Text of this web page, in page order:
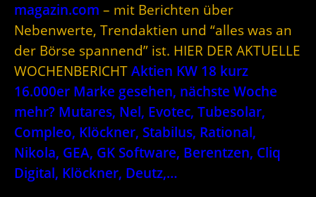
magazin.com – mit Berichten über
Nebenwerte, Trendaktien und “alles was an
der Börse spannend” ist. HIER DER AKTUELLE
WOCHENBERICHT Aktien KW 18 kurz
16.000er Marke gesehen, nächste Woche
mehr? Mutares, Nel, Evotec, Tubesolar,
Compleo, Klöckner, Stabilus, Rational,
Nikola, GEA, GK Software, Berentzen, Cliq
Digital, Klöckner, Deutz,…